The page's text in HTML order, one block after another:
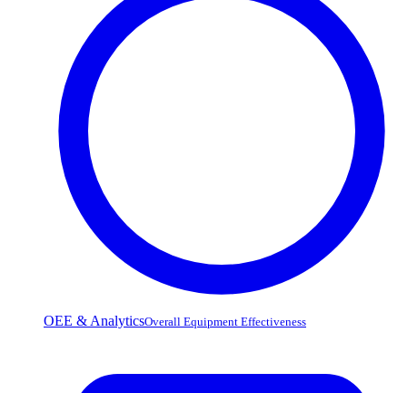
OEE & AnalyticsOverall Equipment Effectiveness